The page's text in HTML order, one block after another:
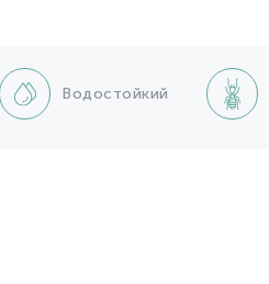
Водостойкий